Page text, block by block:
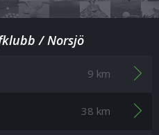
/ Norsjö
9 km
38 km